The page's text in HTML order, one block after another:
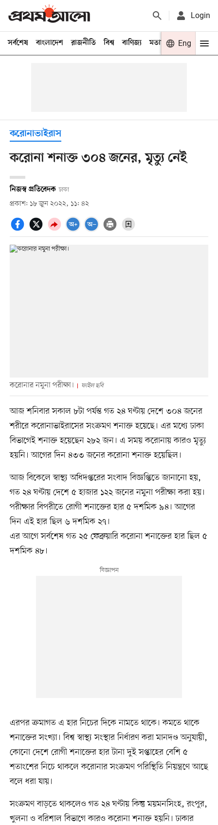
Login
সর্বশেষ বাংলাদেশ রাজনীতি বিশ্ব বাণিজ্য মতামত খেলা
Eng
করোনাভাইরাস
করোনা শনাক্ত ৩০৪ জনের, মৃত্যু নেই
নিজস্ব প্রতিবেদক ঢাকা
প্রকাশ: ১৮ জুন ২০২২, ১১: ৪২
করোনার নমুনা পরীক্ষা। ফাইল ছবি
আজ শনিবার সকাল ৮টা পর্যন্ত গত ২৪ ঘণ্টায় দেশে ৩০৪ জনের
শরীরে করোনাভাইরাসের সংক্রমণ শনাক্ত হয়েছে। এর মধ্যে ঢাকা
বিভাগেই শনাক্ত হয়েছেন ২৮২ জন। এ সময় করোনায় কারও মৃত্যু
হয়নি। আগের দিন ৪৩৩ জনের করোনা শনাক্ত হয়েছিল।
আজ বিকেলে স্বাস্থ্য অধিদপ্তরের সংবাদ বিজ্ঞপ্তিতে জানানো হয়,
গত ২৪ ঘণ্টায় দেশে ৫ হাজার ১২২ জনের নমুনা পরীক্ষা করা হয়।
পরীক্ষার বিপরীতে রোগী শনাক্তের হার ৫ দশমিক ৯৪। আগের
দিন এই হার ছিল ৬ দশমিক ২৭।
এর আগে সর্বশেষ গত ২৫ ফেব্রুয়ারি করোনা শনাক্তের হার ছিল ৫
দশমিক ৪৮।
এরপর ক্রমাগত এ হার নিচের দিকে নামতে থাকে। কমতে থাকে
শনাক্তের সংখ্যা। বিশ্ব স্বাস্থ্য সংস্থার নির্ধারণ করা মানদণ্ড অনুযায়ী,
কোনো দেশে রোগী শনাক্তের হার টানা দুই সপ্তাহের বেশি ৫
শতাংশের নিচে থাকলে করোনার সংক্রমণ পরিস্থিতি নিয়ন্ত্রণে আছে
বলে ধরা যায়।
সংক্রমণ বাড়তে থাকলেও গত ২৪ ঘণ্টায় কিন্তু ময়মনসিংহ, রংপুর,
খুলনা ও বরিশাল বিভাগে কারও করোনা শনাক্ত হয়নি। ঢাকার